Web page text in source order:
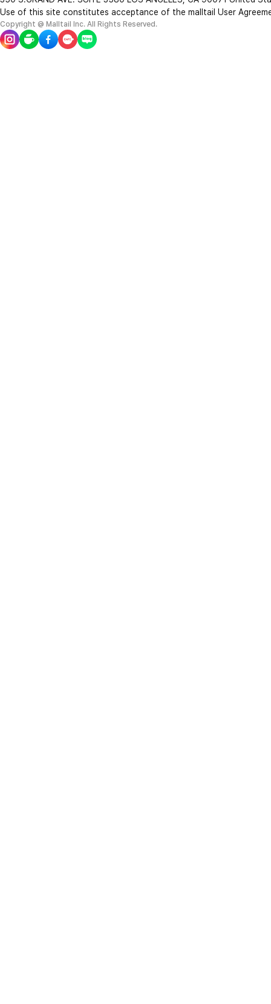
Use of this site constitutes acceptance of the malltail User
Copyright @ Malltail Inc. All Rights Reserved.